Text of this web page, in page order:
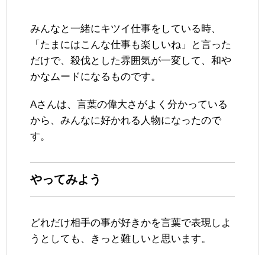
みんなと一緒にキツイ仕事をしている時、
「たまにはこんな仕事も楽しいね」と言った
だけで、殺伐とした雰囲気が一変して、和や
かなムードになるものです。
Aさんは、言葉の偉大さがよく分かっている
から、みんなに好かれる人物になったので
す。
やってみよう
どれだけ相手の事が好きかを言葉で表現しよ
うとしても、きっと難しいと思います。